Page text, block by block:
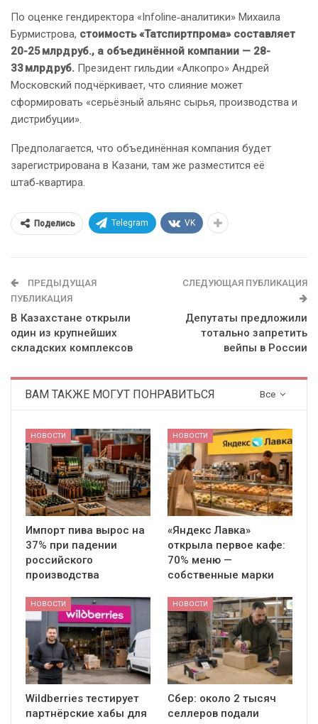
По оценке гендиректора «Infoline‑аналитики» Михаила
Бурмистрова, стоимость «Татспиртпрома» составляет
20-25 млрд руб., а объединённой компании — 28-
33 млрд руб. Президент гильдии «Алкопро» Андрей
Московский подчёркивает, что слияние может
сформировать «серьёзный альянс сырья, производства и
дистрибуции».
Предполагается, что объединённая компания будет
зарегистрирована в Казани, там же разместится её
штаб‑квартира.
Поделись Telegram VK
ПРЕДЫДУЩАЯ
ПУБЛИКАЦИЯ
В Казахстане открыли
один из крупнейших
складских комплексов
СЛЕДУЮЩАЯ ПУБЛИКАЦИЯ
Депутаты предложили
тотально запретить
вейпы в России
Все
ВАМ ТАКЖЕ МОГУТ ПОНРАВИТЬСЯ
НОВОСТИ
Импорт пива вырос на
37% при падении
российского
производства
НОВОСТИ
«Яндекс Лавка»
открыла первое кафе:
70% меню —
собственные марки
НОВОСТИ
Wildberries тестирует
партнёрские хабы для
НОВОСТИ
Сбер: около 2 тысяч
селлеров подали